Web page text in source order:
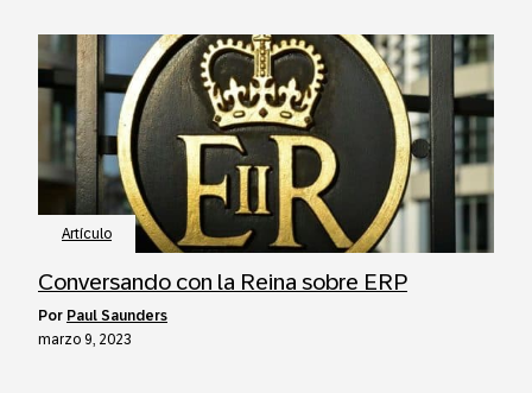
Artículo
Conversando con la Reina sobre ERP
por Paul Saunders
marzo 9, 2023